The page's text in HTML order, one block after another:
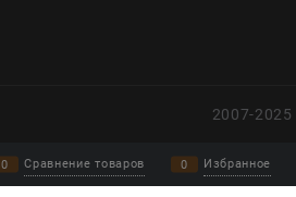
2007-
0 Сравнение товаров 0 Избранное